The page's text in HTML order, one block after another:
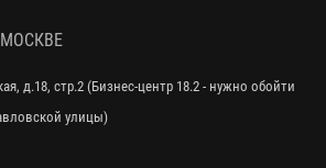
д.18, стр.2 (Бизнес-центр 18.2 - нужно обойти
улицы)